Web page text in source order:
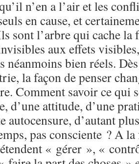
n’en a l’air et les
en cause, et
sont l’arbre qui cache
aux effets
néanmoins bien réels.
la façon de penser
Comment savoir ce qui
d’une attitude, d’une
autocensure, d’autant
pas consciente ? A la
« gérer », «